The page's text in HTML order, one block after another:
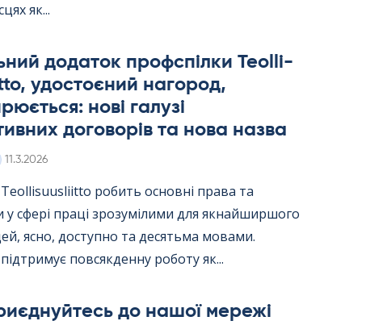
як...
додаток профспілки Teol­li­
удостоєний нагород,
нові галузі
договорів та нова назва
Kirjoitettu
11.3.2026
робить основні права та
у сфері праці зрозумілими для якнайширшого
ясно, доступно та десятьма мовами.
повсякденну роботу як...
до нашої мережі